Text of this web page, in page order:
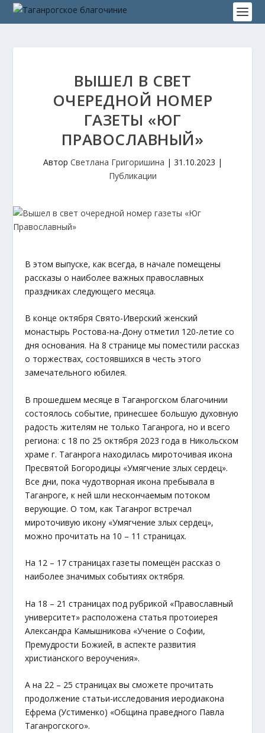
ВЫШЕЛ В СВЕТ
ОЧЕРЕДНОЙ НОМЕР
ГАЗЕТЫ «ЮГ
ПРАВОСЛАВНЫЙ»
Автор Светлана Григоришина | 31.10.2023 |
Публикации
В этом выпуске, как всегда, в начале помещены
рассказы о наиболее важных православных
праздниках следующего месяца.
В конце октября Свято-Иверский женский
монастырь Ростова-на-Дону отметил 120-летие со
дня основания. На 8 странице мы поместили рассказ
о торжествах, состоявшихся в честь этого
замечательного юбилея.
В прошедшем месяце в Таганрогском благочинии
состоялось событие, принесшее большую духовную
радость жителям не только Таганрога, но и всего
региона: с 18 по 25 октября 2023 года в Никольском
храме г. Таганрога находилась мироточивая икона
Пресвятой Богородицы «Умягчение злых сердец».
Все дни, пока чудотворная икона пребывала в
Таганроге, к ней шли нескончаемым потоком
верующие. О том, как Таганрог встречал
мироточивую икону «Умягчение злых сердец»,
можно прочитать на 10 – 11 страницах.
На 12 – 17 страницах газеты помещён рассказ о
наиболее значимых событиях октября.
На 18 – 21 страницах под рубрикой «Православный
университет» расположена статья протоиерея
Александра Камышникова «Учение о Софии,
Премудрости Божией, в аспекте развития
христианского вероучения».
А на 22 – 25 страницах вы сможете прочитать
продолжение статьи-исследования иеродиакона
Ефрема (Устименко) «Община праведного Павла
Таганрогского».